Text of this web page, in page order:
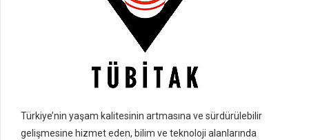
Türkiye’nin yaşam kalitesinin artmasına ve sürdürülebilir
gelişmesine hizmet eden, bilim ve teknoloji alanlarında